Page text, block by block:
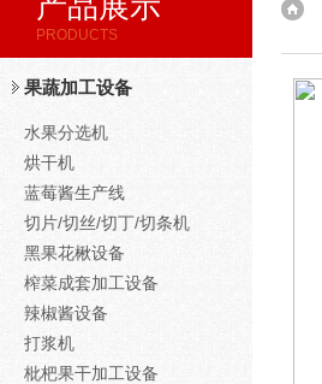
PRODUCTS
果蔬加工设备
水果分选机
烘干机
蓝莓酱生产线
切片/切丝/切丁/切条机
黑果花楸设备
榨菜成套加工设备
辣椒酱设备
打浆机
枇杷果干加工设备